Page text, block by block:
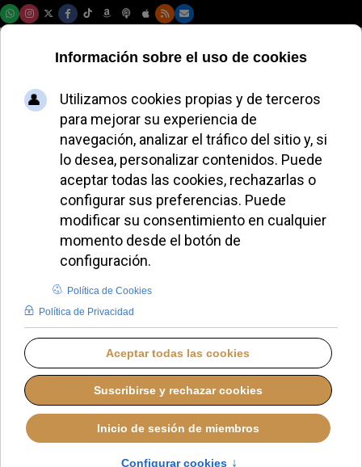
Cáritas Venezuela
organiza el Rosario
por la Dignidad
contra la trata de
personas
MIÉRCOLES, 30 JULIO 2025 18:55